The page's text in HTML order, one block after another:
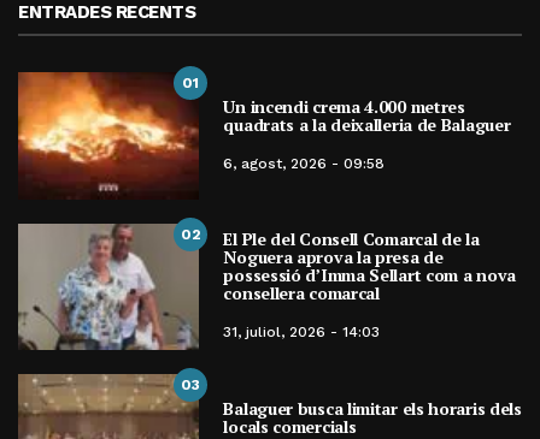
ENTRADES RECENTS
01
Un incendi crema 4.000 metres
quadrats a la deixalleria de Balaguer
6, agost, 2026 - 09:58
02 El Ple del Consell Comarcal de la
Noguera aprova la presa de
possessió d’Imma Sellart com a nova
consellera comarcal
31, juliol, 2026 - 14:03
03
Balaguer busca limitar els horaris dels
locals comercials